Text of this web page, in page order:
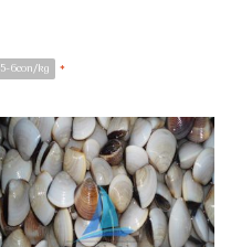
5-6con/kg *